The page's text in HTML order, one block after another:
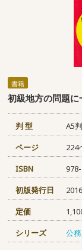
書籍
初級地方の問題に
判 型
A5判
ページ
224
ISBN
初版発行日
定価
シリーズ
公